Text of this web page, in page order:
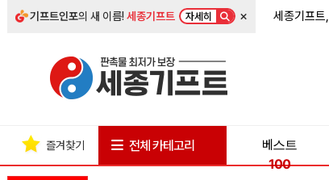
기프트인포의 새 이름!세종기프트 자세히 × 세종기프트,
즐겨찾기 전체 카테고리
베스트
100